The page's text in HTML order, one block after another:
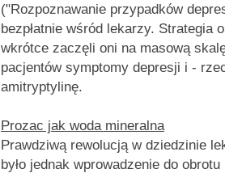
("Rozpoznawanie przypadków
bezpłatnie wśród lekarzy. Strategia
wkrótce zaczęli oni na masową
pacjentów symptomy depresji i -
amitryptylinę.
Prozac jak woda mineralna
Prawdziwą rewolucją w dziedzinie
było jednak wprowadzenie do